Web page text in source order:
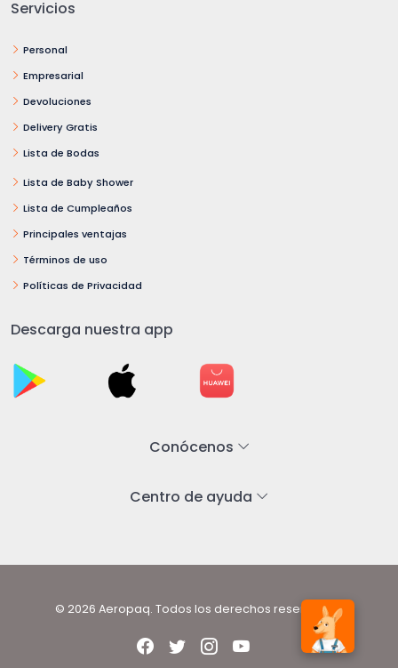
Servicios
Personal
Empresarial
Devoluciones
Delivery Gratis
Lista de Bodas
Lista de Baby Shower
Lista de Cumpleaños
Principales ventajas
Términos de uso
Políticas de Privacidad
Descarga nuestra app
Conócenos
Centro de ayuda
© 2026 Aeropaq. Todos los derechos reservados.